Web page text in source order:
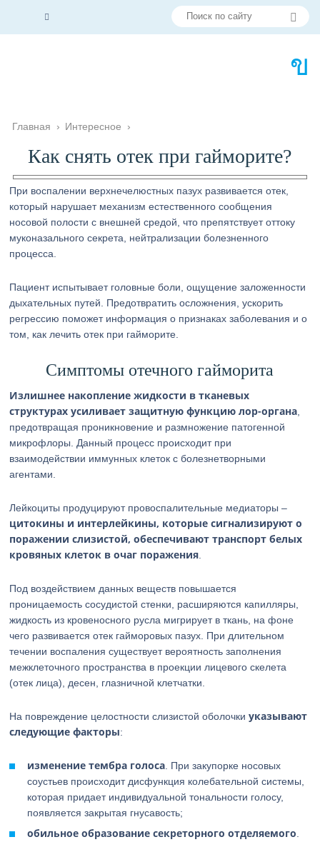
Главная › Интересное ›
Как снять отек при гайморите?
При воспалении верхнечелюстных пазух развивается отек,
который нарушает механизм естественного сообщения
носовой полости с внешней средой, что препятствует оттоку
муконазального секрета, нейтрализации болезненного
процесса.
Пациент испытывает головные боли, ощущение заложенности
дыхательных путей. Предотвратить осложнения, ускорить
регрессию поможет информация о признаках заболевания и о
том, как лечить отек при гайморите.
Симптомы отечного гайморита
Излишнее накопление жидкости в тканевых
структурах усиливает защитную функцию лор-органа
предотвращая проникновение и размножение патогенной
микрофлоры. Данный процесс происходит при
взаимодействии иммунных клеток с болезнетворными
агентами.
Лейкоциты продуцируют провоспалительные медиаторы –
цитокины и интерлейкины, которые сигнализируют о
поражении слизистой, обеспечивают транспорт белых
кровяных клеток в очаг поражения
Под воздействием данных веществ повышается
проницаемость сосудистой стенки, расширяются капилляры,
жидкость из кровеносного русла мигрирует в ткань, на фоне
чего развивается отек гайморовых пазух. При длительном
течении воспаления существует вероятность заполнения
межклеточного пространства в проекции лицевого скелета
(отек лица), десен, глазничной клетчатки.
На повреждение целостности слизистой оболочкиуказывают
следующие факторы:
изменение тембра голоса . При закупорке носовых
соустьев происходит дисфункция колебательной системы,
которая придает индивидуальной тональности голосу,
появляется закрытая гнусавость;
обильное образование секреторного отделяемого